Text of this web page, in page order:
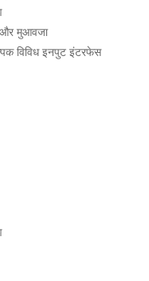
और मुआवजा
विविध इनपुट इंटरफेस